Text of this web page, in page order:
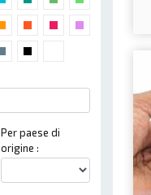
Per paese di
origine :